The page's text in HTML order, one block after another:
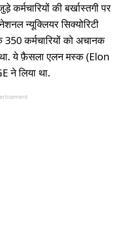
कर्मचारियों की बर्खास्तगी पर
न्यूक्लियर सिक्योरिटी
कर्मचारियों को अचानक
था. ये फ़ैसला एलन मस्क (Elon
ने लिया था.